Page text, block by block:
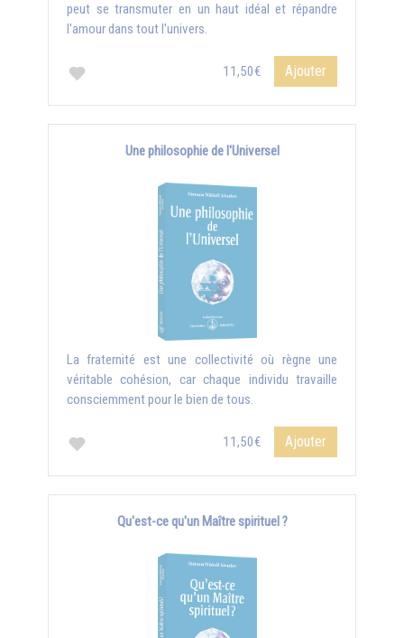
peut se transmuter en un haut idéal et répandre
l'amour dans tout l'univers.
11,50€ Ajouter
Une philosophie de l'Universel
La fraternité est une collectivité où règne une
véritable cohésion, car chaque individu travaille
consciemment pour le bien de tous.
11,50€ Ajouter
Qu'est-ce qu'un Maître spirituel ?